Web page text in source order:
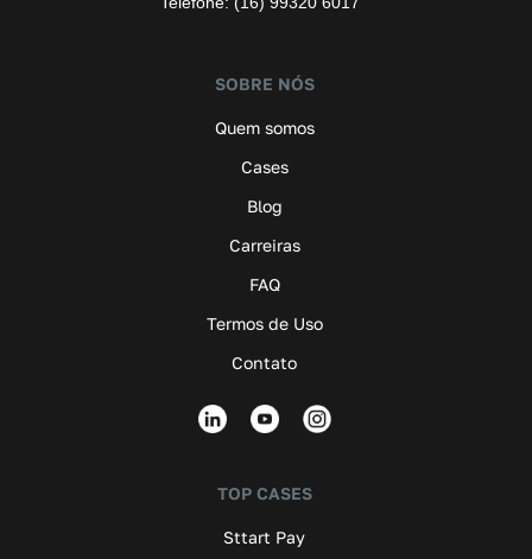
SOBRE NÓS
Quem somos
Cases
Blog
Carreiras
FAQ
Termos de Uso
Contato
TOP CASES
Sttart Pay